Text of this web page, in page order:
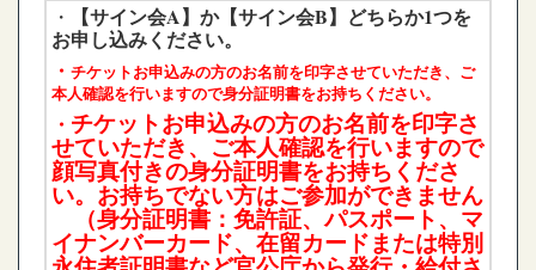
・
【サイン会A】か【サイン会B】どちらか1つを
お申し込みください。
・ チケットお申込みの方のお名前を印字させていただき、 ご
本人確認を行いますので身分証明書をお持ちください。
・ チケットお申込みの方のお名前を印字さ
せていただき、ご本人確認を行いますので
顔写真付きの身分証明書をお持ちくださ
い。お持ちでない方はご参加ができません
（身分証明書：免許証、パスポート、マ
イナンバーカード、在留カードまたは特別